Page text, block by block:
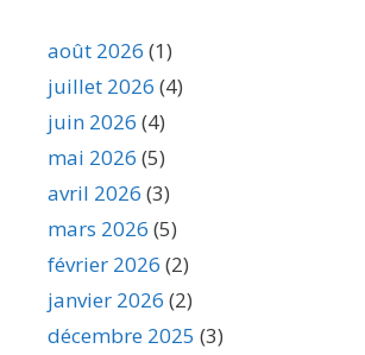
août 2026 (1)
juillet 2026 (4)
juin 2026 (4)
mai 2026 (5)
avril 2026 (3)
mars 2026 (5)
février 2026 (2)
janvier 2026 (2)
décembre 2025 (3)